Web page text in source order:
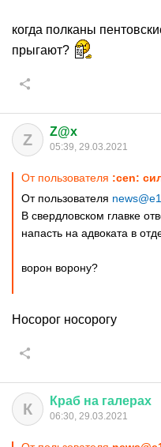
когда полканы
прыгают?
Z Z@x
05:39, 29.03.2021
От пользователя :cen:
От пользователя
В свердловском главке
напасть на адвоката в
ворон ворону?
Носорог носорогу
К Краб на галерах
06:30, 29.03.2021